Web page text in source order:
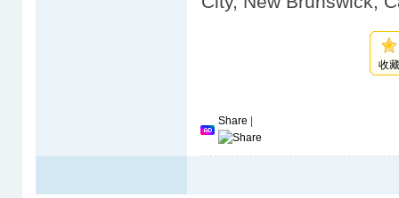
收
Share